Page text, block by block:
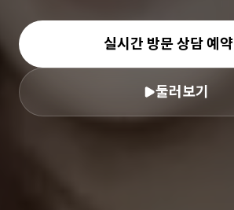
실시간 방문 상담 예약
둘러보기